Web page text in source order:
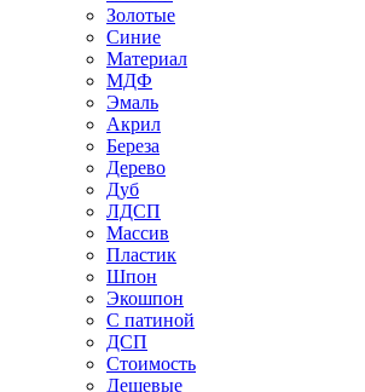
Золотые
Синие
Материал
МДФ
Эмаль
Акрил
Береза
Дерево
Дуб
ЛДСП
Массив
Пластик
Шпон
Экошпон
С патиной
ДСП
Стоимость
Дешевые